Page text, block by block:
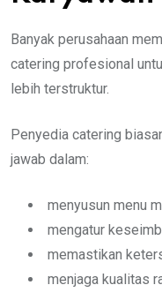
Banyak perusahaan
catering profesional
lebih terstruktur.
Penyedia catering
jawab dalam:
menyusun menu
mengatur
memastikan
menjaga kualitas